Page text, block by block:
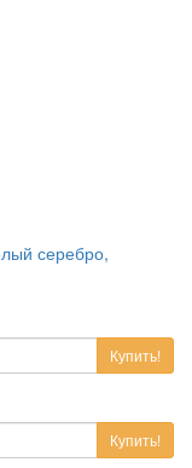
серебро,
Купить!
Купить!